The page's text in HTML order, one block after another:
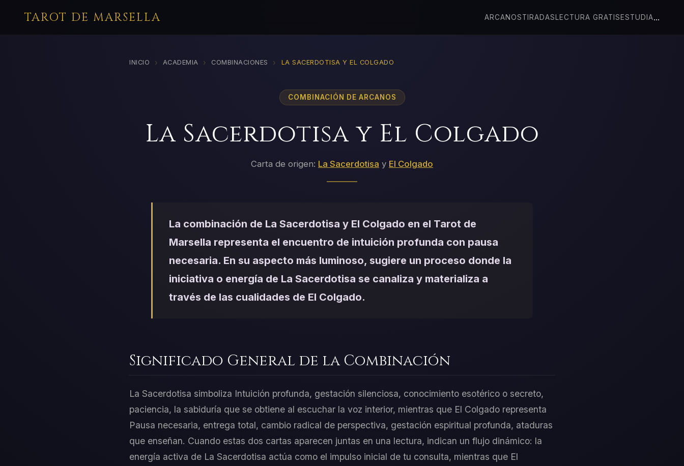
TAROT DE MARSELLA ARCANOSTIRADAS LECTURA GRATIS ESTUDIA...
INICIO › ACADEMIA › COMBINACIONES › LA SACERDOTISA Y EL COLGADO
COMBINACIÓN DE ARCANOS
La Sacerdotisa y El Colgado
Carta de origen: La Sacerdotisa y El Colgado
La combinación de La Sacerdotisa y El Colgado en el Tarot de
Marsella representa el encuentro de intuición profunda con pausa
necesaria. En su aspecto más luminoso, sugiere un proceso donde la
iniciativa o energía de La Sacerdotisa se canaliza y materializa a
través de las cualidades de El Colgado.
Significado General de la Combinación
La Sacerdotisa simboliza Intuición profunda, gestación silenciosa, conocimiento esotérico o secreto,
paciencia, la sabiduría que se obtiene al escuchar la voz interior, mientras que El Colgado representa
Pausa necesaria, entrega total, cambio radical de perspectiva, gestación espiritual profunda, ataduras
que enseñan. Cuando estas dos cartas aparecen juntas en una lectura, indican un flujo dinámico: la
energía activa de La Sacerdotisa actúa como el impulso inicial de tu consulta, mientras que El